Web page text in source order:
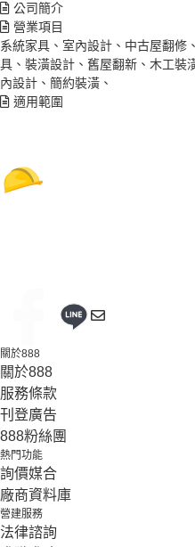
公司簡介
營業項目
系統家具、室內設計、中古屋翻修
具、裝潢設計、舊屋翻新、木工裝
內設計、簡約裝潢、
適用範圍
關於888
關於888
服務條款
刊登廣告
888粉絲團
熱門功能
詢價媒合
廠商資料庫
營建服務
法律諮詢